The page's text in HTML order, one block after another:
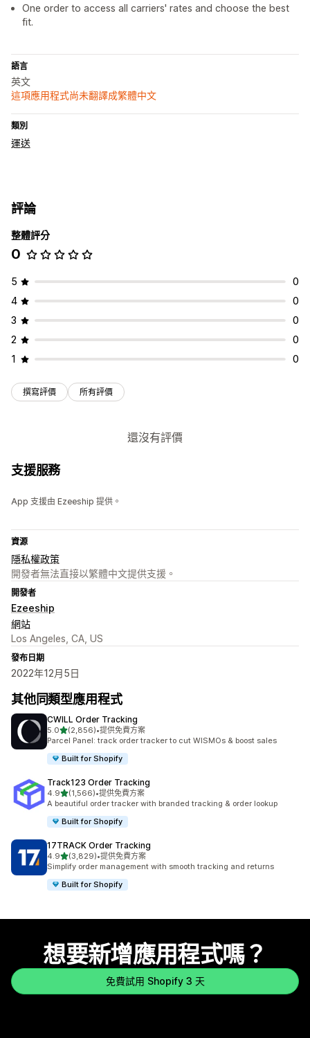
One order to access all carriers' rates and choose the best
fit.
語言
英文
這項應用程式尚未翻譯成繁體中文
類別
運送
評論
整體評分
0
5
0
4
0
3
0
2
0
1
0
撰寫評價 所有評價
還沒有評價
支援服務
App 支援由 Ezeeship 提供。
資源
隱私權政策
開發者無法直接以繁體中文提供支援。
開發者
Ezeeship
網站
Los Angeles, CA, US
發布日期
2022年12月5日
其他同類型應用程式
CWILL Order Tracking
5.0滿分 5 顆星
(2,856)
共有 2856 則評價
•提供免費方案
Parcel Panel: track order tracker to cut WISMOs & boost sales
Built for Shopify
Track123 Order Tracking
4.9滿分 5 顆星
(1,566)
共有 1566 則評價
•提供免費方案
A beautiful order tracker with branded tracking & order lookup
Built for Shopify
17TRACK Order Tracking
4.9滿分 5 顆星
(3,829)
共有 3829 則評價
•提供免費方案
Simplify order management with smooth tracking and returns
Built for Shopify
想要新增應用程式嗎？
免費試用 Shopify 3 天